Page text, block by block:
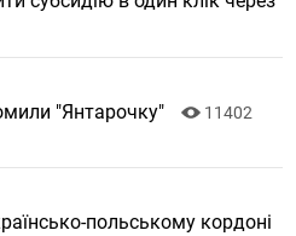
"Янтарочку"
11402
польському кордоні